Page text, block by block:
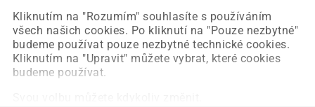
Kliknutím na "Rozumím" souhlasíte s používáním
všech našich cookies. Po kliknutí na "Pouze nezbytné"
budeme používat pouze nezbytné technické cookies.
Kliknutím na "Upravit" můžete vybrat, které cookies
budeme používat.
Obnovit stránku Úvodní strana